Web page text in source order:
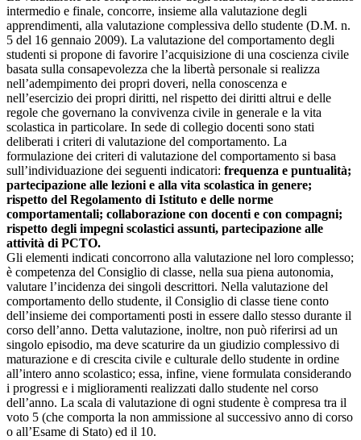
intermedio e finale, concorre, insieme alla valutazione degli
apprendimenti, alla valutazione complessiva dello studente (D.M. n.
5 del 16 gennaio 2009). La valutazione del comportamento degli
studenti si propone di favorire l’acquisizione di una coscienza civile
basata sulla consapevolezza che la libertà personale si realizza
nell’adempimento dei propri doveri, nella conoscenza e
nell’esercizio dei propri diritti, nel rispetto dei diritti altrui e delle
regole che governano la convivenza civile in generale e la vita
scolastica in particolare. In sede di collegio docenti sono stati
deliberati i criteri di valutazione del comportamento. La
formulazione dei criteri di valutazione del comportamento si basa
sull’individuazione dei seguenti indicatori: frequenza e puntualità;
partecipazione alle lezioni e alla vita scolastica in genere;
rispetto del Regolamento di Istituto e delle norme
comportamentali; collaborazione con docenti e con compagni;
rispetto degli impegni scolastici assunti, partecipazione alle
attività di PCTO.
Gli elementi indicati concorrono alla valutazione nel loro complesso;
è competenza del Consiglio di classe, nella sua piena autonomia,
valutare l’incidenza dei singoli descrittori. Nella valutazione del
comportamento dello studente, il Consiglio di classe tiene conto
dell’insieme dei comportamenti posti in essere dallo stesso durante il
corso dell’anno. Detta valutazione, inoltre, non può riferirsi ad un
singolo episodio, ma deve scaturire da un giudizio complessivo di
maturazione e di crescita civile e culturale dello studente in ordine
all’intero anno scolastico; essa, infine, viene formulata considerando
i progressi e i miglioramenti realizzati dallo studente nel corso
dell’anno. La scala di valutazione di ogni studente è compresa tra il
voto 5 (che comporta la non ammissione al successivo anno di corso
o all’Esame di Stato) ed il 10.